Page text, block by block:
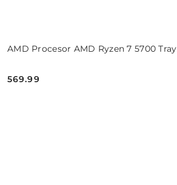
AMD Procesor AMD Ryzen 7 5700 Tray
Cena:
569.99